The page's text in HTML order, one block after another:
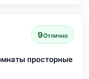
9Отлично
просторные